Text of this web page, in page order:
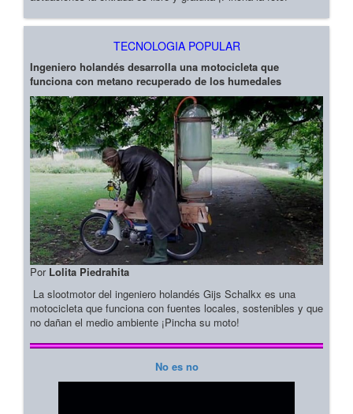
TECNOLOGIA POPULAR
Ingeniero holandés desarrolla una motocicleta que
funciona con metano recuperado de los humedales
Por Lolita Piedrahita
La slootmotor del ingeniero holandés Gijs Schalkx es una
motocicleta que funciona con fuentes locales, sostenibles y que
no dañan el medio ambiente ¡Pincha su moto!
No es no